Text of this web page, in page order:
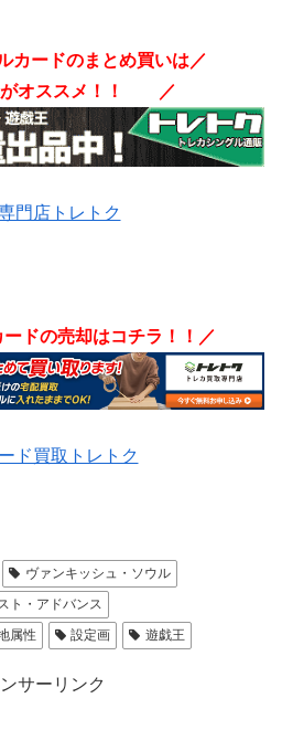
カードのまとめ買いは／
オススメ！！ ／
門店トレトク
ドの売却はコチラ！！／
ド買取トレトク
ヴァンキッシュ・ソウル
ト・アドバンス
属性 設定画 遊戯王
サーリンク